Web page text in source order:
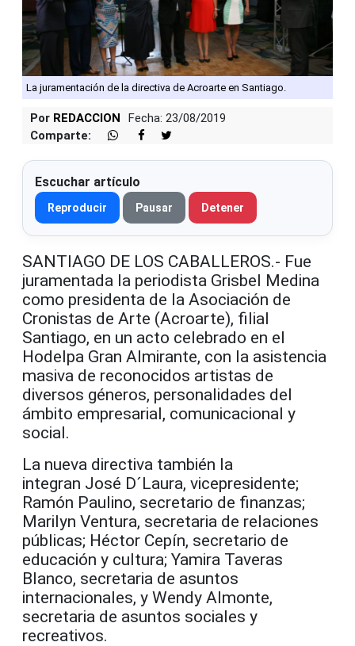
La juramentación de la directiva de Acroarte en Santiago.
Por REDACCION
Fecha: 23/08/2019
Comparte:
Escuchar artículo
Reproducir Pausar Detener
SANTIAGO DE LOS CABALLEROS.- Fue
juramentada la periodista Grisbel Medina
como presidenta de la Asociación de
Cronistas de Arte (Acroarte), filial
Santiago, en un acto celebrado en el
Hodelpa Gran Almirante, con la asistencia
masiva de reconocidos artistas de
diversos géneros, personalidades del
ámbito empresarial, comunicacional y
social.
La nueva directiva también la
integran José D´Laura, vicepresidente;
Ramón Paulino, secretario de finanzas;
Marilyn Ventura, secretaria de relaciones
públicas; Héctor Cepín, secretario de
educación y cultura; Yamira Taveras
Blanco, secretaria de asuntos
internacionales, y Wendy Almonte,
secretaria de asuntos sociales y
recreativos.